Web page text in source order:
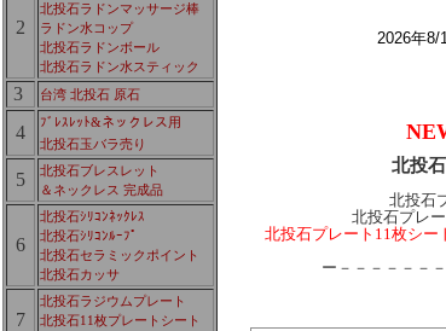
2
北投石ラドンマッサージ棒
ラドン水コップ
北投石ラドンボール
北投石ラドン水スティック
3 台湾 北投石 原石
4
ﾌﾞﾚｽﾚｯﾄ&ネックレス用
北投石玉バラ売り
5
北投石ブレスレット
＆ネックレス 完成品
6
北投石ｼﾘｺﾝﾈｯｸﾚｽ
北投石ｼﾘｺﾝﾙｰﾌﾟ
北投石セラミックポイント
北投石カッサ
7
北投石ラジウムプレート
北投石11枚プレートシート
2026年8/
北投
北投石
北投石プレ
北投石プレート11枚シー
ー－－－－－－